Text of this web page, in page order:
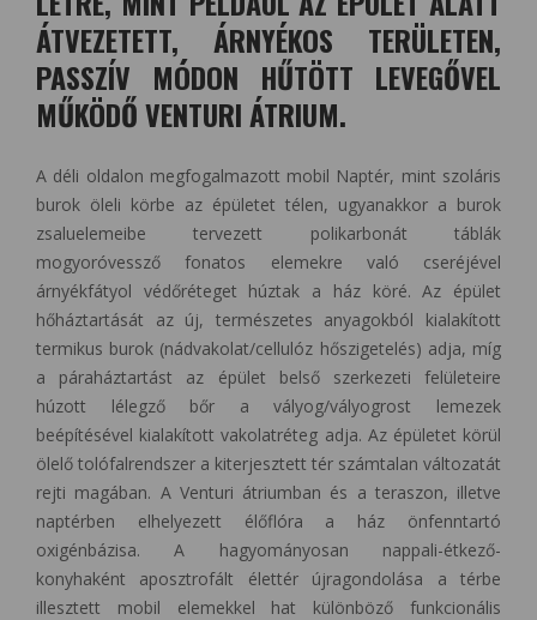
ÁTVEZETETT, ÁRNYÉKOS TERÜLETEN,
PASSZÍV MÓDON HŰTÖTT LEVEGŐVEL
MŰKÖDŐ VENTURI ÁTRIUM.
A déli oldalon megfogalmazott mobil Naptér, mint szoláris
burok öleli körbe az épületet télen, ugyanakkor a burok
zsaluelemeibe tervezett polikarbonát táblák
mogyoróvessző fonatos elemekre való cseréjével
árnyékfátyol védőréteget húztak a ház köré. Az épület
hőháztartását az új, természetes anyagokból kialakított
termikus burok (nádvakolat/cellulóz hőszigetelés) adja, míg
a páraháztartást az épület belső szerkezeti felületeire
húzott lélegző bőr a vályog/vályogrost lemezek
beépítésével kialakított vakolatréteg adja. Az épületet körül
ölelő tolófalrendszer a kiterjesztett tér számtalan változatát
rejti magában. A Venturi átriumban és a teraszon, illetve
naptérben elhelyezett élőflóra a ház önfenntartó
oxigénbázisa. A hagyományosan nappali-étkező-
konyhaként aposztrofált élettér újragondolása a térbe
illesztett mobil elemekkel hat különböző funkcionális